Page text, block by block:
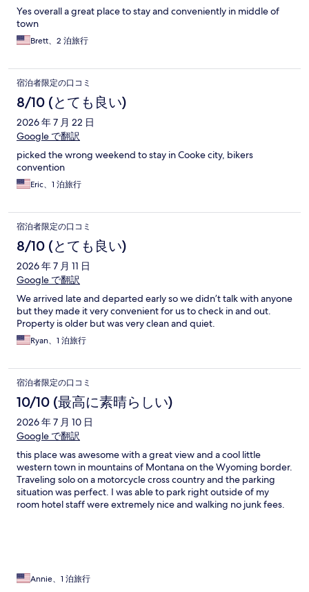
Yes overall a great place to stay and conveniently in middle of
town
Brett、2 泊旅行
宿泊者限定の口コミ
8/10 (とても良い)
2026 年 7 月 22 日
Google で翻訳
picked the wrong weekend to stay in Cooke city, bikers
convention
Eric、1 泊旅行
宿泊者限定の口コミ
8/10 (とても良い)
2026 年 7 月 11 日
Google で翻訳
We arrived late and departed early so we didn’t talk with anyone
but they made it very convenient for us to check in and out.
Property is older but was very clean and quiet.
Ryan、1 泊旅行
宿泊者限定の口コミ
10/10 (最高に素晴らしい)
2026 年 7 月 10 日
Google で翻訳
this place was awesome with a great view and a cool little
western town in mountains of Montana on the Wyoming border.
Traveling solo on a motorcycle cross country and the parking
situation was perfect. I was able to park right outside of my
room hotel staff were extremely nice and walking no junk fees.
Annie、1 泊旅行